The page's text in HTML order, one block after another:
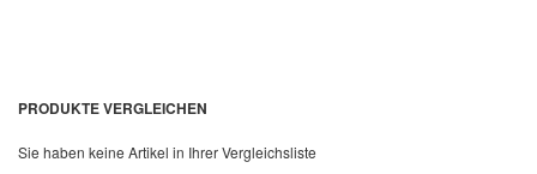
PRODUKTE VERGLEICHEN
Sie haben keine Artikel in Ihrer Vergleichsliste